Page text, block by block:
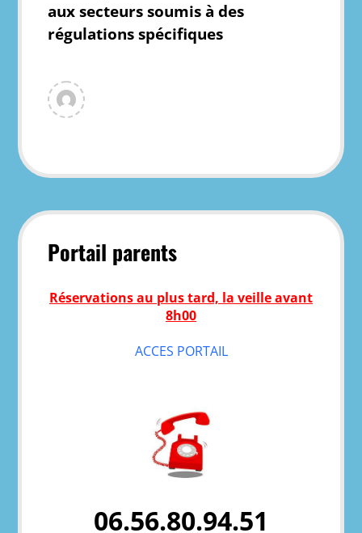
aux secteurs soumis à des
régulations spécifiques
View
all
posts
Portail parents
Réservations au plus tard, la veille avant
8h00
ACCES PORTAIL
06.56.80.94.51